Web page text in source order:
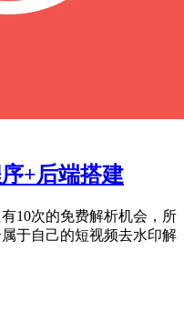
+后端搭建
10次的免费解析机会，所
于自己的短视频去水印解